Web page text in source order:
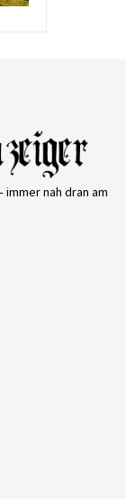
immer nah dran am